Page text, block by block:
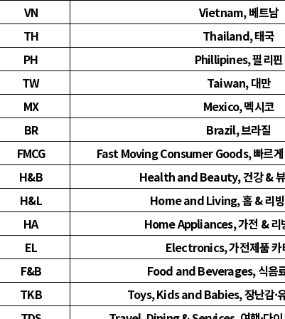
VN
Vietnam, 베트남
TH
Thailand, 태국
PH
Phillipines, 필리핀
TW
Taiwan, 대만
MX
Mexico, 멕시코
BR
Brazil, 브라질
FMCG
Fast Moving Consumer Goods, 빠르게
H&B
Health and Beauty, 건강 &
H&L
Home and Living, 홈 & 리
HA
Home Appliances, 가전 & 리
EL
Electronics, 가전제품 카
F&B
Food and Beverages, 식음
TKB
Toys, Kids and Babies, 장난감·